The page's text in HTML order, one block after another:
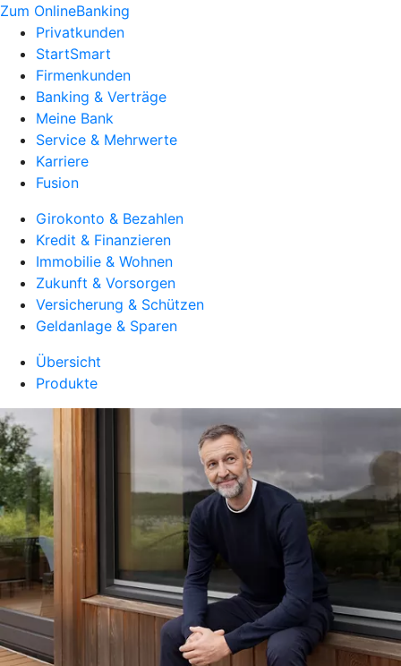
Zum OnlineBanking
Privatkunden
StartSmart
Firmenkunden
Banking & Verträge
Meine Bank
Service & Mehrwerte
Karriere
Fusion
Girokonto & Bezahlen
Kredit & Finanzieren
Immobilie & Wohnen
Zukunft & Vorsorgen
Versicherung & Schützen
Geldanlage & Sparen
Übersicht
Produkte